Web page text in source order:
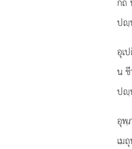
ปฺ
อุเ
น
ปฺ
อุพฺ
เม